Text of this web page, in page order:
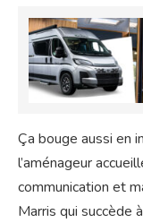
Ça bouge aussi en
l’aménageur
communication et
Marris qui succède